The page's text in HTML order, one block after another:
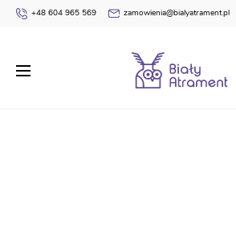
+48 604 965 569 zamowienia@bialyatrament.pl
Dyplomy Pasowania na Ucznia
pasowania na ucznia BN158